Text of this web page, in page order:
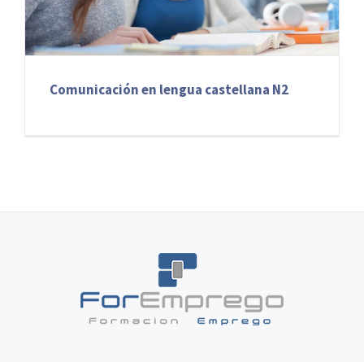
Comunicación en lengua castellana N2